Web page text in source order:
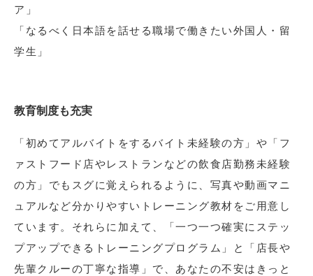
ア」
「なるべく日本語を話せる職場で働きたい外国人・留
学生」
教育制度も充実
「初めてアルバイトをするバイト未経験の方」や「フ
ァストフード店やレストランなどの飲食店勤務未経験
の方」でもスグに覚えられるように、写真や動画マニ
ュアルなど分かりやすいトレーニング教材をご用意し
ています。それらに加えて、「一つ一つ確実にステッ
プアップできるトレーニングプログラム」と「店長や
先輩クルーの丁寧な指導」で、あなたの不安はきっと